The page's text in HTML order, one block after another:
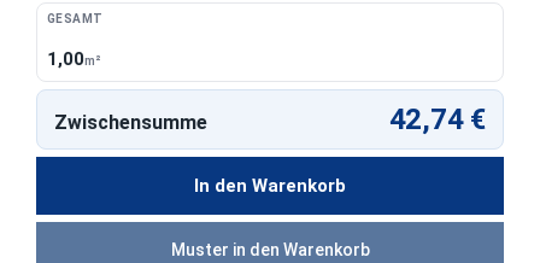
GESAMT
1,00m²
In den Warenkorb
Zwischensumme 42,74 €
Muster in den Warenkorb